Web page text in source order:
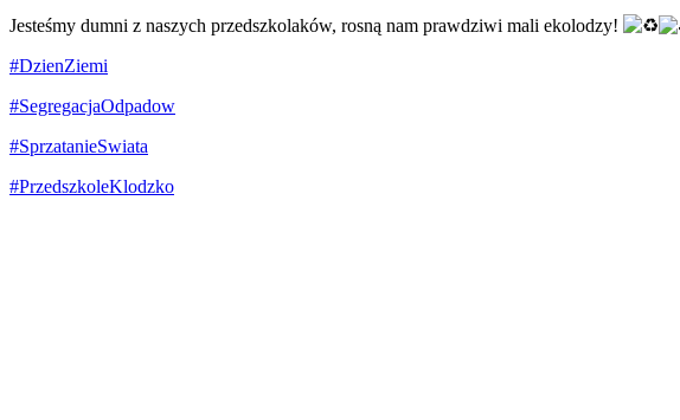
Jesteśmy dumni z naszych przedszkolaków, rosną nam prawdziwi mali ekolodzy!
#DzienZiemi
#SegregacjaOdpadow
#SprzatanieSwiata
#PrzedszkoleKlodzko